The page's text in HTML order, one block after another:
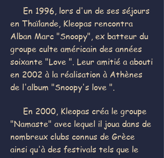
En 1996, lors d'un de ses séjours
en Thaïlande, Kleopas rencontra
Alban Marc "Snoopy", ex batteur du
groupe culte américain des années
soixante "Love ". Leur amitié a abouti
en 2002 à la réalisation à Athènes
de l'album "Snoopy's love ".
En 2000, Kleopas créa le groupe
"Namaste" avec lequel il joua dans de
nombreux clubs connus de Grèce
ainsi qu'à des festivals tels que le